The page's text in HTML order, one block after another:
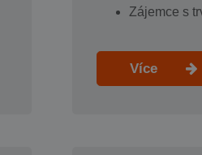
Zájemce s
Více